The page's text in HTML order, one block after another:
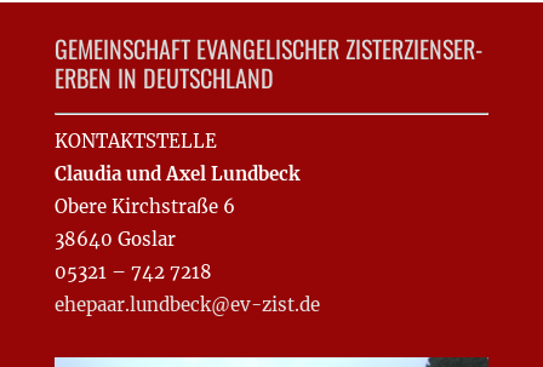
GEMEINSCHAFT EVANGELISCHER ZISTERZIENSER-
ERBEN IN DEUTSCHLAND
KONTAKTSTELLE
Claudia und Axel Lundbeck
Obere Kirchstraße 6
38640 Goslar
05321 – 742 7218
ehepaar.lundbeck@ev-zist.de